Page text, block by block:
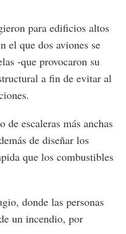
para edificios altos
el que dos aviones se
-que provocaron su
a fin de evitar al
de escaleras más anchas
de diseñar los
que los combustibles
donde las personas
un incendio, por